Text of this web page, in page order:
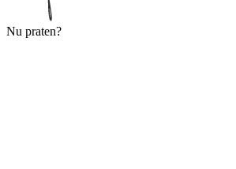
Nu praten?